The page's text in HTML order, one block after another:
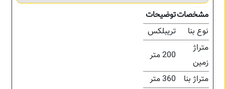
مشخصاتتوضیحات
نوع بنا
تریبلکس
متراژ
زمین
200 متر
متراژ بنا
360 متر